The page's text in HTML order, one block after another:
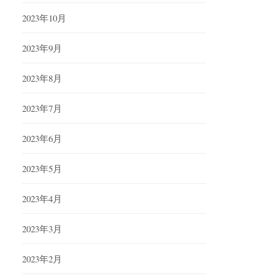
2023年10月
2023年9月
2023年8月
2023年7月
2023年6月
2023年5月
2023年4月
2023年3月
2023年2月